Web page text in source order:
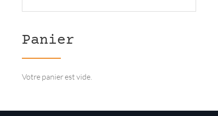
Panier
Votre panier est vide.